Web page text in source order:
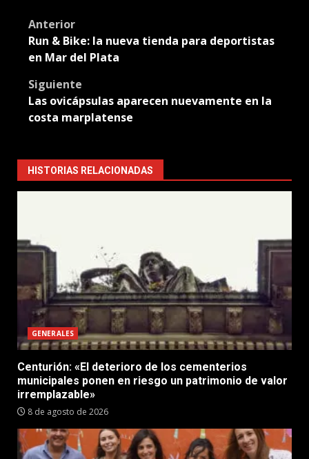
Post
navigation
Anterior
Run & Bike: la nueva tienda para deportistas
en Mar del Plata
Siguiente
Las ovicápsulas aparecen nuevamente en la
costa marplatense
HISTORIAS RELACIONADAS
GENERALES
Centurión: «El deterioro de los cementerios
municipales ponen en riesgo un patrimonio de valor
irremplazable»
8 de agosto de 2026